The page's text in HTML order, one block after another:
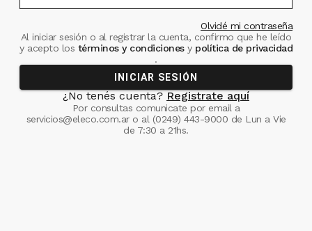
Olvidé mi contraseña
Al iniciar sesión o al registrar la cuenta, confirmo que he leído
y acepto los términos y condiciones ypolítica de privacidad
.
INICIAR SESIÓN
¿No tenés cuenta? Registrate aquí
Por consultas comunicate por email a
servicios@eleco.com.aro al (0249) 443-9000 de Lun a Vie
de 7:30 a 21hs.